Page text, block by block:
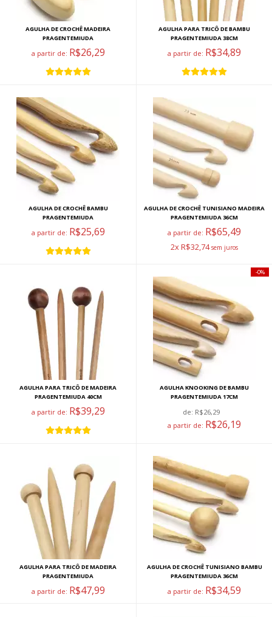
AGULHA DE CROCHÊ MADEIRA
PRAGENTEMIUDA
a partir de: R$26,29
AGULHA PARA TRICÔ DE BAMBU
PRAGENTEMIUDA 38CM
a partir de: R$34,89
AGULHA DE CROCHÊ BAMBU
PRAGENTEMIUDA
a partir de: R$25,69
AGULHA DE CROCHÊ TUNISIANO MADEIRA
PRAGENTEMIUDA 36CM
a partir de: R$65,49
2x R$32,74
AGULHA PARA TRICÔ DE MADEIRA
PRAGENTEMIUDA 40CM
a partir de: R$39,29
AGULHA KNOOKING DE BAMBU
PRAGENTEMIUDA 17CM
de: R$26,29
a partir de: R$26,19
0%
AGULHA PARA TRICÔ DE MADEIRA
PRAGENTEMIUDA
a partir de: R$47,99
AGULHA DE CROCHÊ TUNISIANO BAMBU
PRAGENTEMIUDA 36CM
a partir de: R$34,59